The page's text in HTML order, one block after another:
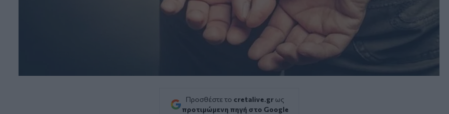
Προσθέστε το cretalive.gr ως
προτιμώμενη πηγή στο Google